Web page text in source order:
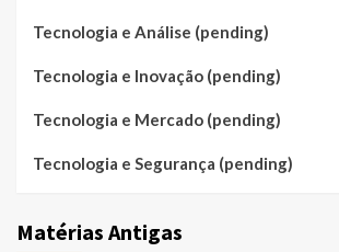
Tecnologia e Análise (pending)
Tecnologia e Inovação (pending)
Tecnologia e Mercado (pending)
Tecnologia e Segurança (pending)
Matérias Antigas